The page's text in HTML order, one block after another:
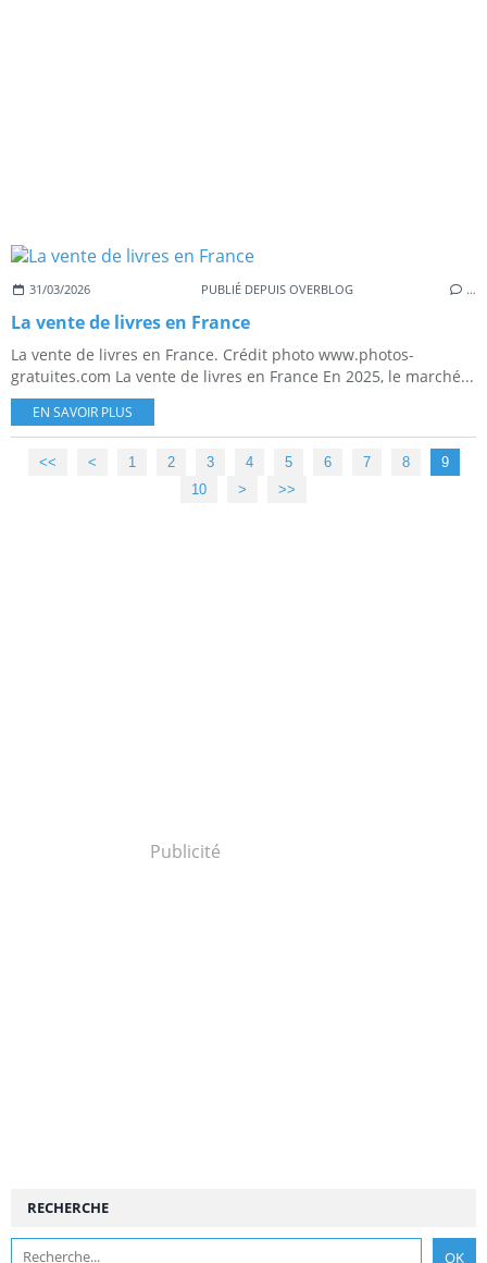
31/03/2026 PUBLIÉ DEPUIS OVERBLOG …
La vente de livres en France
La vente de livres en France. Crédit photo www.photos-
gratuites.com La vente de livres en France En 2025, le marché...
EN SAVOIR PLUS
<< < 1 2 3 4 5 6 7 8
9
10
20
30
40
50
60
70
80
90
100
> >>
Publicité
RECHERCHE